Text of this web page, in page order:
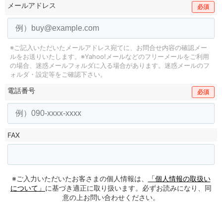
メールアドレス 必須
※ご記入いただいたメールアドレス宛てに、お問合せ内容の確認メー
ルをお送りいたします。 ※Yahoo!メールなどのフリーメールをご利用
の場合、迷惑メールフォルダに入る場合があります。 迷惑メールのフ
ォルダ・設定等をご確認下さい。
電話番号 必須
FAX
※ご入力いただいたお客さまの個人情報は、
「個人情報の取扱い
について」 に基づき適正に取り扱います。必ずお読みになり、同
意の上お問い合わせください。